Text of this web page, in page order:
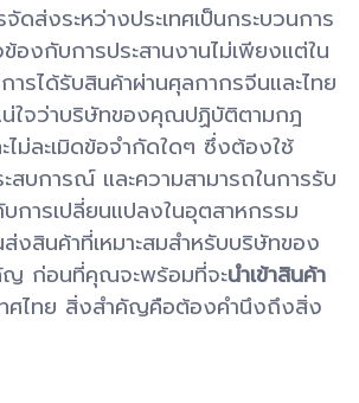
ดส่งระหว่างประเทศเป็นกระบวนการ
องกับการประสานงานไม่เพียงแต่ใน
รได้รับสินค้าผ่านศุลกากรจีนและไทย
น่ใจว่าบริษัทของคุณปฏิบัติตามกฎ
ไม่ละเมิดข้อจำกัดใดๆ ซึ่งต้องใช้
สบการณ์ และความสามารถในการรับ
การเปลี่ยนแปลงในอุตสาหกรรม
งสินค้าที่เหมาะสมสำหรับบริษัทของ
ก่อนที่คุณจะพร้อมที่จะนำเข้าสินค้า
ทศไทย สิ่งสำคัญคือต้องคำนึงถึงสิ่ง